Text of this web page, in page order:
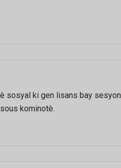
sosyal ki gen lisans bay sesyon
kominotè.